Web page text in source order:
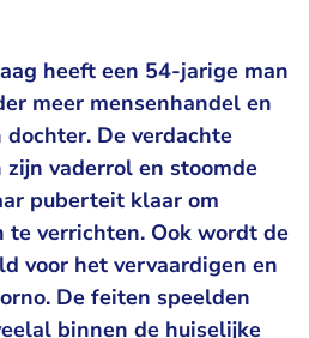
heeft een 54-jarige man
meer mensenhandel en
De verdachte
vaderrol en stoomde
puberteit klaar om
te verrichten. Ook wordt de
voor het vervaardigen en
De feiten speelden
binnen de huiselijke